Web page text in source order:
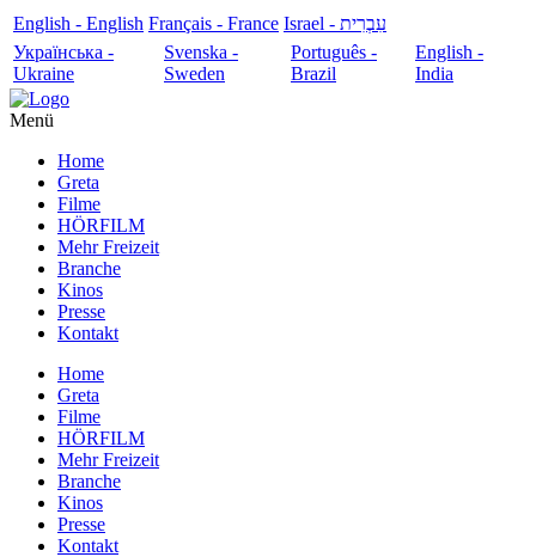
English - English Français - France
עִבְרִית - Israel
Українська -
Ukraine
Svenska -
Sweden
Português -
Brazil
English -
India
Menü
Home
Greta
Filme
HÖRFILM
Mehr Freizeit
Branche
Kinos
Presse
Kontakt
Home
Greta
Filme
HÖRFILM
Mehr Freizeit
Branche
Kinos
Presse
Kontakt